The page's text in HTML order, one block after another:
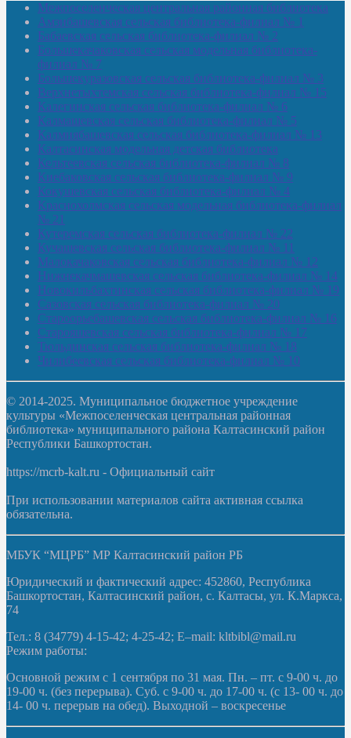
Межпоселенческая центральная районная библиотека
Амзибашевская сельская библиотека-филиал № 1
Бабаевская сельская библиотека-филиал № 2
Большекачаковская сельская модельная библиотека-
филиал № 7
Большекуразовская сельская библиотека-филиал № 3
Верхнетыхтемская сельская библиотека-филиал № 15
Калегинская сельская библиотека-филиал № 6
Калмашевская сельская библиотека-филиал № 5
Калмиябашевская сельская библиотека-филиал № 13
Калтасинская модельная детская библиотека
Кельтеевская сельская библиотека-филиал № 8
Киебаковская сельская библиотека-филиал № 9
Кокушевская сельская библиотека-филиал № 4
Краснохолмская сельская модельная библиотека-филиал
№ 21
Кутеремская сельская библиотека-филиал № 22
Кучашевская сельская библиотека-филиал № 11
Малокачаковская сельская библиотека-филиал № 12
Нижнекачмашевская сельская библиотека-филиал № 14
Новокильбахтинская сельская библиотека-филиал № 19
Сазовская сельская библиотека-филиал № 20
Староорьебашевская сельская библиотека-филиал № 16
Старояшевская сельская библиотека-филиал № 17
Тюльдинская сельская библиотека-филиал № 18
Чилибеевская сельская библиотека-филиал № 10
© 2014-2025. Муниципальное бюджетное учреждение
культуры «Межпоселенческая центральная районная
библиотека» муниципального района Калтасинский район
Республики Башкортостан.
https://mcrb-kalt.ru - Официальный сайт
При использовании материалов сайта активная ссылка
обязательна.
МБУК “МЦРБ” МР Калтасинский район РБ
Юридический и фактический адрес: 452860, Республика
Башкортостан, Калтасинский район, с. Калтасы, ул. К.Маркса,
74
Тел.: 8 (34779) 4-15-42; 4-25-42; E–mail: kltbibl@mail.ru
Режим работы:
Основной режим с 1 сентября по 31 мая. Пн. – пт. с 9-00 ч. до
19-00 ч. (без перерыва). Суб. с 9-00 ч. до 17-00 ч. (с 13- 00 ч. до
14- 00 ч. перерыв на обед). Выходной – воскресенье